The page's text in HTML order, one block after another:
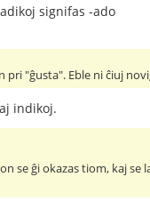
signifas -ado
pri "ĝusta". Eble ni ĉiuj
indikoj.
se ĝi okazas tiom, kaj